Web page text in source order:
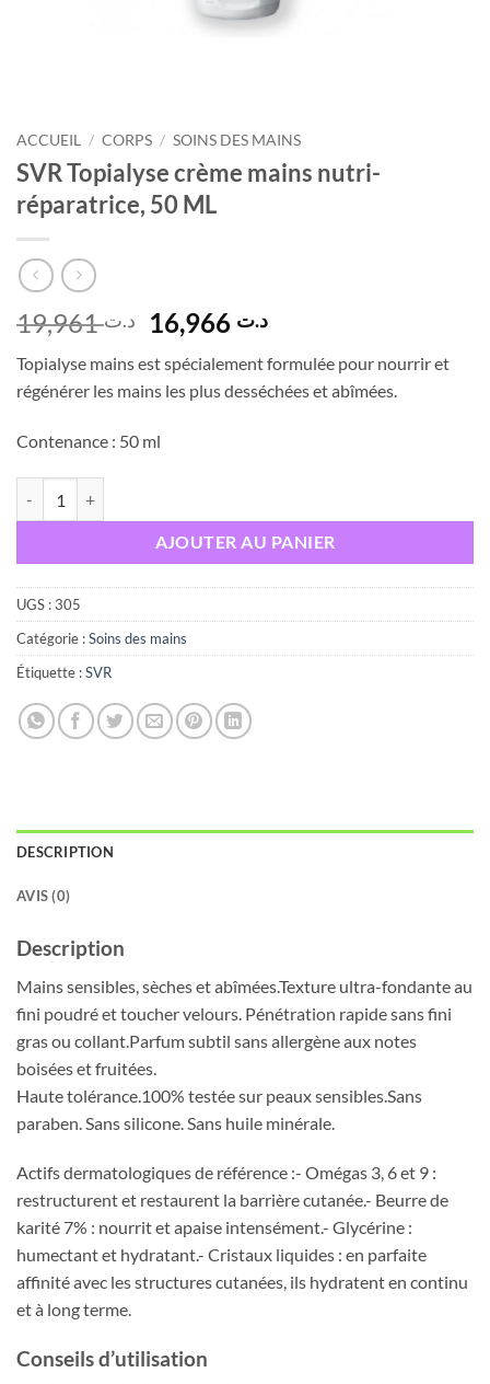
ACCUEIL / CORPS / SOINS DES MAINS
SVR Topialyse crème mains nutri-
réparatrice, 50 ML
د.ت19,961
Le
prix
initial
était :
د.تLe
actuel
est :
Topialyse mains est spécialement formulée pour nourrir et
régénérer les mains les plus desséchées et abîmées.
Contenance : 50 ml
AJOUTER AU PANIER
UGS :305
Catégorie :Soins des mains
Étiquette :SVR
DESCRIPTION
AVIS (0)
Description
Mains sensibles, sèches et abîmées.Texture ultra-fondante au
fini poudré et toucher velours. Pénétration rapide sans fini
gras ou collant.Parfum subtil sans allergène aux notes
boisées et fruitées.
Haute tolérance.100% testée sur peaux sensibles.Sans
paraben. Sans silicone. Sans huile minérale.
Actifs dermatologiques de référence :- Omégas 3, 6 et 9 :
restructurent et restaurent la barrière cutanée.- Beurre de
karité 7% : nourrit et apaise intensément.- Glycérine :
humectant et hydratant.- Cristaux liquides : en parfaite
affinité avec les structures cutanées, ils hydratent en continu
et à long terme.
Conseils d’utilisation